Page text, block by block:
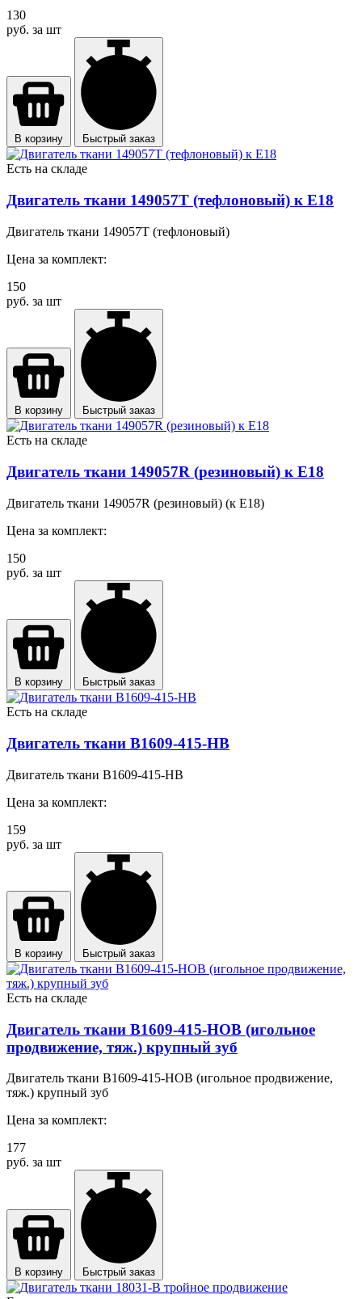
130
руб. за шт
В корзину Быстрый заказ
Есть на складе
Двигатель ткани 149057T (тефлоновый) к Е18
Двигатель ткани 149057T (тефлоновый)
Цена за комплект:
150
руб. за шт
В корзину Быстрый заказ
Есть на складе
Двигатель ткани 149057R (резиновый) к E18
Двигатель ткани 149057R (резиновый) (к E18)
Цена за комплект:
150
руб. за шт
В корзину Быстрый заказ
Есть на складе
Двигатель ткани B1609-415-HB
Двигатель ткани B1609-415-HB
Цена за комплект:
159
руб. за шт
В корзину Быстрый заказ
Есть на складе
Двигатель ткани B1609-415-HOB (игольное
продвижение, тяж.) крупный зуб
Двигатель ткани B1609-415-HOB (игольное продвижение,
тяж.) крупный зуб
Цена за комплект:
177
руб. за шт
В корзину Быстрый заказ